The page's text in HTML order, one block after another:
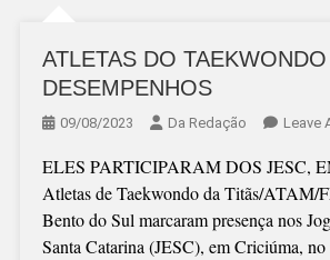
ATLETAS DO
DESEMPENHOS
09/08/2023 Da Redação Leave
ELES PARTICIPARAM DOS JESC,
Atletas de Taekwondo da Titãs/ATAM/
Bento do Sul marcaram presença nos
Santa Catarina (JESC), em Criciúma,